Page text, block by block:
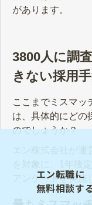
があります。
3800人に調
きない採用
ここまでミスマッ
は、具体的にどの
のでしょうか？
エン株式会社が
を対象に、1年後
アンケートを実
エン転職に
無料相談す